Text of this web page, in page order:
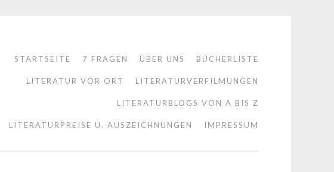
STARTSEITE 7 FRAGEN ÜBER UNS BÜCHERLISTE
LITERATUR VOR ORT LITERATURVERFILMUNGEN
LITERATURBLOGS VON A BIS Z
LITERATURPREISE U. AUSZEICHNUNGEN IMPRESSUM